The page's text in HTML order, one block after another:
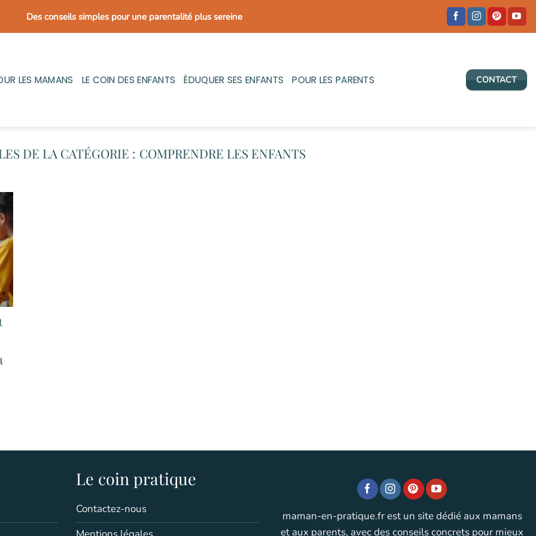
Des conseils simples pour une parentalité plus sereine
LES MAMANS LE COIN DES ENFANTS ÉDUQUER SES ENFANTS POUR LES PARENTS CONTACT
COMPRENDRE LES ENFANTS
Le coin pratique
Contactez-nous
maman-en-pratique.fr est un site dédié aux mamans
et aux parents, avec des conseils concrets pour mieux